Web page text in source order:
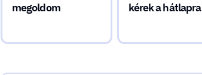
megoldom
kérek a hátlapra